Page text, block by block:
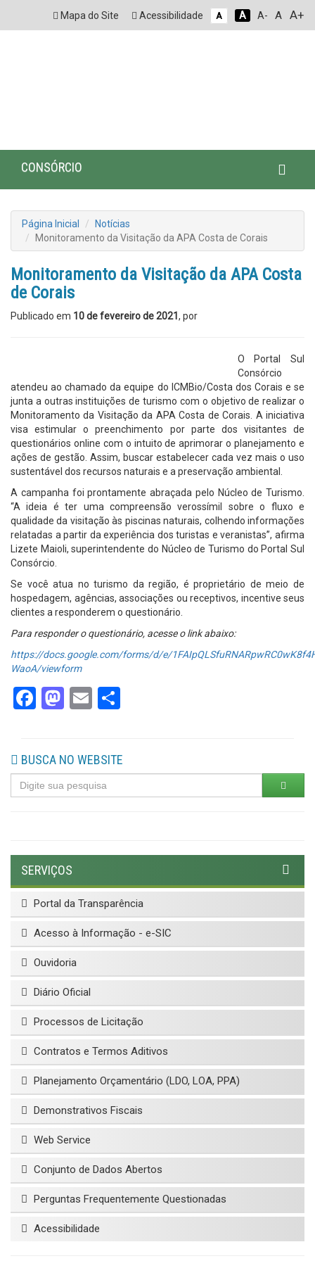
Mapa do Site Acessibilidade A A A- A A+
CONSÓRCIO
Página Inicial
Notícias
Monitoramento da Visitação da APA Costa de Corais
Monitoramento da Visitação da APA Costa
de Corais
Publicado em 10 de fevereiro de 2021 , por
O Portal Sul
Consórcio
atendeu ao chamado da equipe do ICMBio/Costa dos Corais e se
junta a outras instituições de turismo com o objetivo de realizar o
Monitoramento da Visitação da APA Costa de Corais. A iniciativa
visa estimular o preenchimento por parte dos visitantes de
questionários online com o intuito de aprimorar o planejamento e
ações de gestão. Assim, buscar estabelecer cada vez mais o uso
sustentável dos recursos naturais e a preservação ambiental.
A campanha foi prontamente abraçada pelo Núcleo de Turismo.
“A ideia é ter uma compreensão verossímil sobre o fluxo e
qualidade da visitação às piscinas naturais, colhendo informações
relatadas a partir da experiência dos turistas e veranistas”, afirma
Lizete Maioli, superintendente do Núcleo de Turismo do Portal Sul
Consórcio.
Se você atua no turismo da região, é proprietário de meio de
hospedagem, agências, associações ou receptivos, incentive seus
clientes a responderem o questionário.
Para responder o questionário, acesse o link abaixo:
https://docs.google.com/forms/d/e/
WaoA/viewform
Facebook
Mastodon
Email
BUSCA NO WEBSITE
SERVIÇOS
Portal da Transparência
Acesso à Informação - e-SIC
Ouvidoria
Diário Oficial
Processos de Licitação
Contratos e Termos Aditivos
Planejamento Orçamentário (LDO, LOA, PPA)
Demonstrativos Fiscais
Web Service
Conjunto de Dados Abertos
Perguntas Frequentemente Questionadas
Acessibilidade